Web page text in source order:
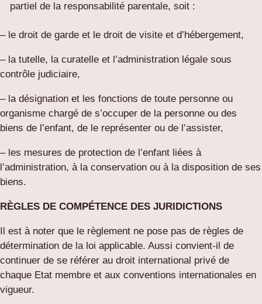
partiel de la responsabilité parentale, soit :
– le droit de garde et le droit de visite et d’hébergement,
– la tutelle, la curatelle et l’administration légale sous
contrôle judiciaire,
– la désignation et les fonctions de toute personne ou
organisme chargé de s’occuper de la personne ou des
biens de l’enfant, de le représenter ou de l’assister,
– les mesures de protection de l’enfant liées à
l’administration, à la conservation ou à la disposition de ses
biens.
RÈGLES DE COMPÉTENCE DES JURIDICTIONS
Il est à noter que le règlement ne pose pas de règles de
détermination de la loi applicable. Aussi convient-il de
continuer de se référer au droit international privé de
chaque Etat membre et aux conventions internationales en
vigueur.